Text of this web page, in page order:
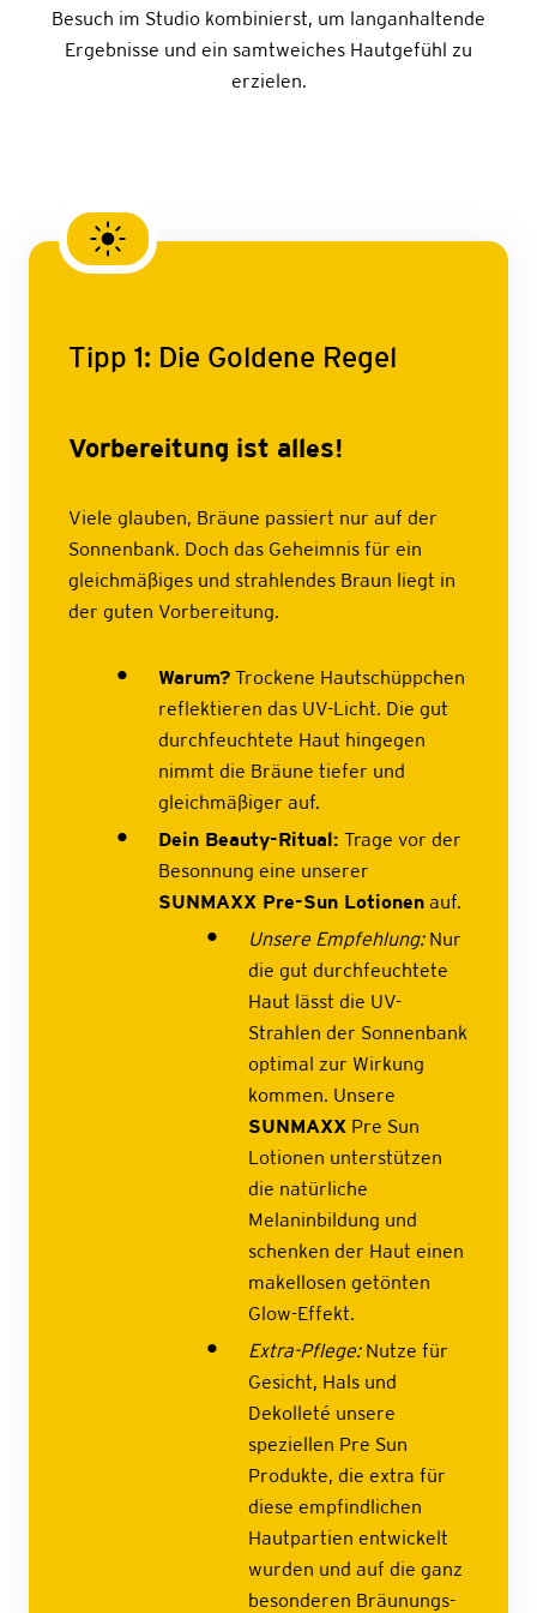
Besuch im Studio kombinierst, um langanhaltende
Ergebnisse und ein samtweiches Hautgefühl zu
erzielen.
Tipp 1: Die Goldene Regel
Vorbereitung ist alles!
Viele glauben, Bräune passiert nur auf der
Sonnenbank. Doch das Geheimnis für ein
gleichmäßiges und strahlendes Braun liegt in
der guten Vorbereitung.
Warum? Trockene Hautschüppchen
reflektieren das UV-Licht. Die gut
durchfeuchtete Haut hingegen
nimmt die Bräune tiefer und
gleichmäßiger auf.
Dein Beauty-Ritual:Trage vor der
Besonnung eine unserer
SUNMAXX Pre-Sun Lotionen auf.
Unsere Empfehlung:Nur
die gut durchfeuchtete
Haut lässt die UV-
Strahlen der Sonnenbank
optimal zur Wirkung
kommen. Unsere
SUNMAXX Pre Sun
Lotionen unterstützen
die natürliche
Melaninbildung und
schenken der Haut einen
makellosen getönten
Glow-Effekt.
Extra-Pflege:Nutze für
Gesicht, Hals und
Dekolleté unsere
speziellen Pre Sun
Produkte, die extra für
diese empfindlichen
Hautpartien entwickelt
wurden und auf die ganz
besonderen Bräunungs-